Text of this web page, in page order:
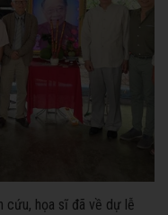
cứu, họa sĩ đã về dự lễ